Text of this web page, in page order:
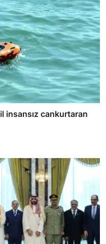
insansız cankurtaran